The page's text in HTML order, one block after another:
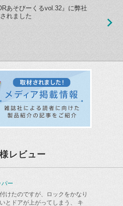
あそびーくるvol.32』に弊社
れました
レビュー
パー
けたのですが、ロックをかなり
とドアが上がってしまう、 キ